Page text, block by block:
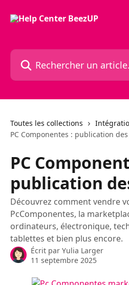
Rechercher un article...
Toutes les collections
PC Componentes : publication
PC
publication
Découvrez comment vendre
PcComponentes, la
ordinateurs, électronique,
tablettes et bien plus encore.
Écrit par Yulia Larger
11 septembre 2025